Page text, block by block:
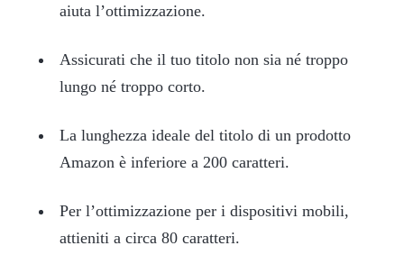
aiuta l’ottimizzazione.
Assicurati che il tuo titolo non sia né troppo
lungo né troppo corto.
La lunghezza ideale del titolo di un prodotto
Amazon è inferiore a 200 caratteri.
Per l’ottimizzazione per i dispositivi mobili,
attieniti a circa 80 caratteri.